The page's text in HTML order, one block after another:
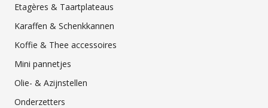
Etagères & Taartplateaus
Karaffen & Schenkkannen
Koffie & Thee accessoires
Mini pannetjes
Olie- & Azijnstellen
Onderzetters